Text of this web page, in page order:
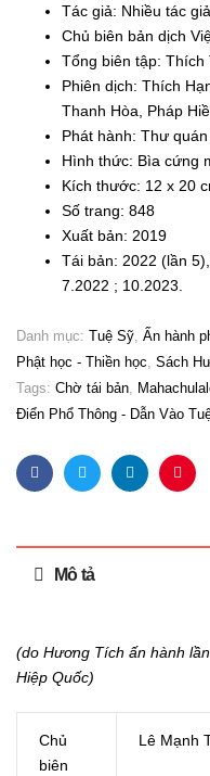
Tác giả: Nhiều tác giả
Chủ biên bản dịch
Tổng biên tập: Thích
Phiên dịch: Thích
Thanh Hòa, Pháp
Phát hành: Thư
Hình thức: Bìa cứng
Kích thước: 12 x 20
Số trang: 848
Xuất bản: 2019
Tái bản: 2022 (lần
7.2022 ; 10.2023.
Danh mục: Tuệ Sỹ Ấn hành
Phật học - Thiền học Sách
Tags: Chờ tái bản
Điển Phổ Thông - Dẫn Vào
FacebookTwitterLinkedin
Mô tả
(do Hương Tích ấn hành
Hiệp Quốc)
Chủ
biên
Lê Mạnh